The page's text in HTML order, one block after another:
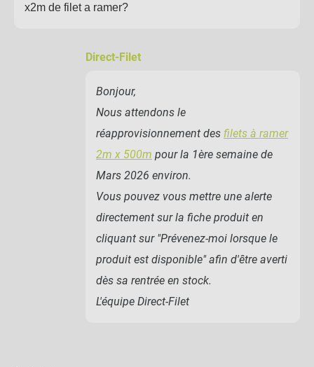
x2m de filet a ramer?
Direct-Filet
Bonjour,
Nous attendons le
réapprovisionnement des filets à ramer
2m x 500m pour la 1ère semaine de
Mars 2026 environ.
Vous pouvez vous mettre une alerte
directement sur la fiche produit en
cliquant sur "Prévenez-moi lorsque le
produit est disponible" afin d'être averti
dès sa rentrée en stock.
L'équipe Direct-Filet